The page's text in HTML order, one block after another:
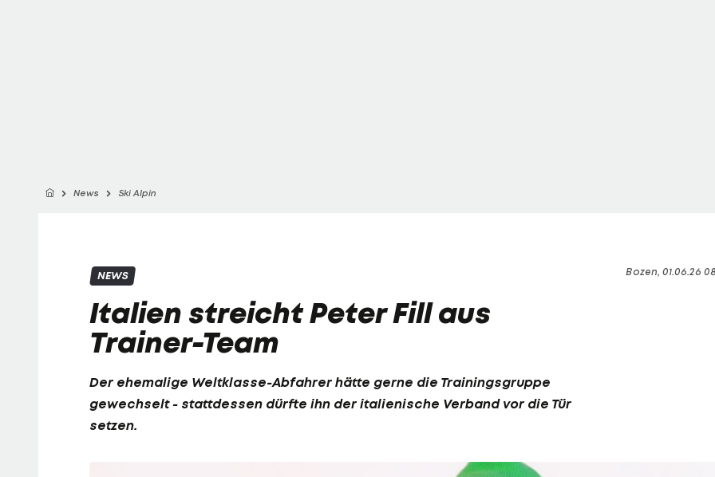
News Ski Alpin
Bozen, 01.06.26
NEWS
Italien streicht Peter Fill aus
Trainer-Team
Der ehemalige Weltklasse-Abfahrer hätte gerne die Trainingsgruppe
gewechselt - stattdessen dürfte ihn der italienische Verband vor die Tür
setzen.